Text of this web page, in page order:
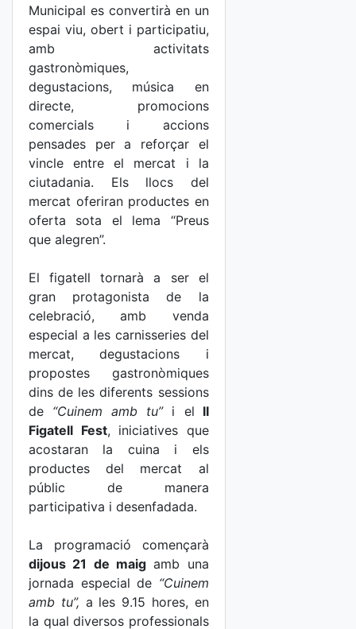
Municipal es convertirà en un
espai viu, obert i participatiu,
amb activitats
gastronòmiques,
degustacions, música en
directe, promocions
comercials i accions
pensades per a reforçar el
vincle entre el mercat i la
ciutadania. Els llocs del
mercat oferiran productes en
oferta sota el lema “Preus
que alegren”.
El figatell tornarà a ser el
gran protagonista de la
celebració, amb venda
especial a les carnisseries del
mercat, degustacions i
propostes gastronòmiques
dins de les diferents sessions
de “Cuinem amb tu”i el II
Figatell Fest, iniciatives que
acostaran la cuina i els
productes del mercat al
públic de manera
participativa i desenfadada.
La programació començarà
dijous 21 de maig amb una
jornada especial de “Cuinem
amb tu”, a les 9.15 hores, en
la qual diversos professionals